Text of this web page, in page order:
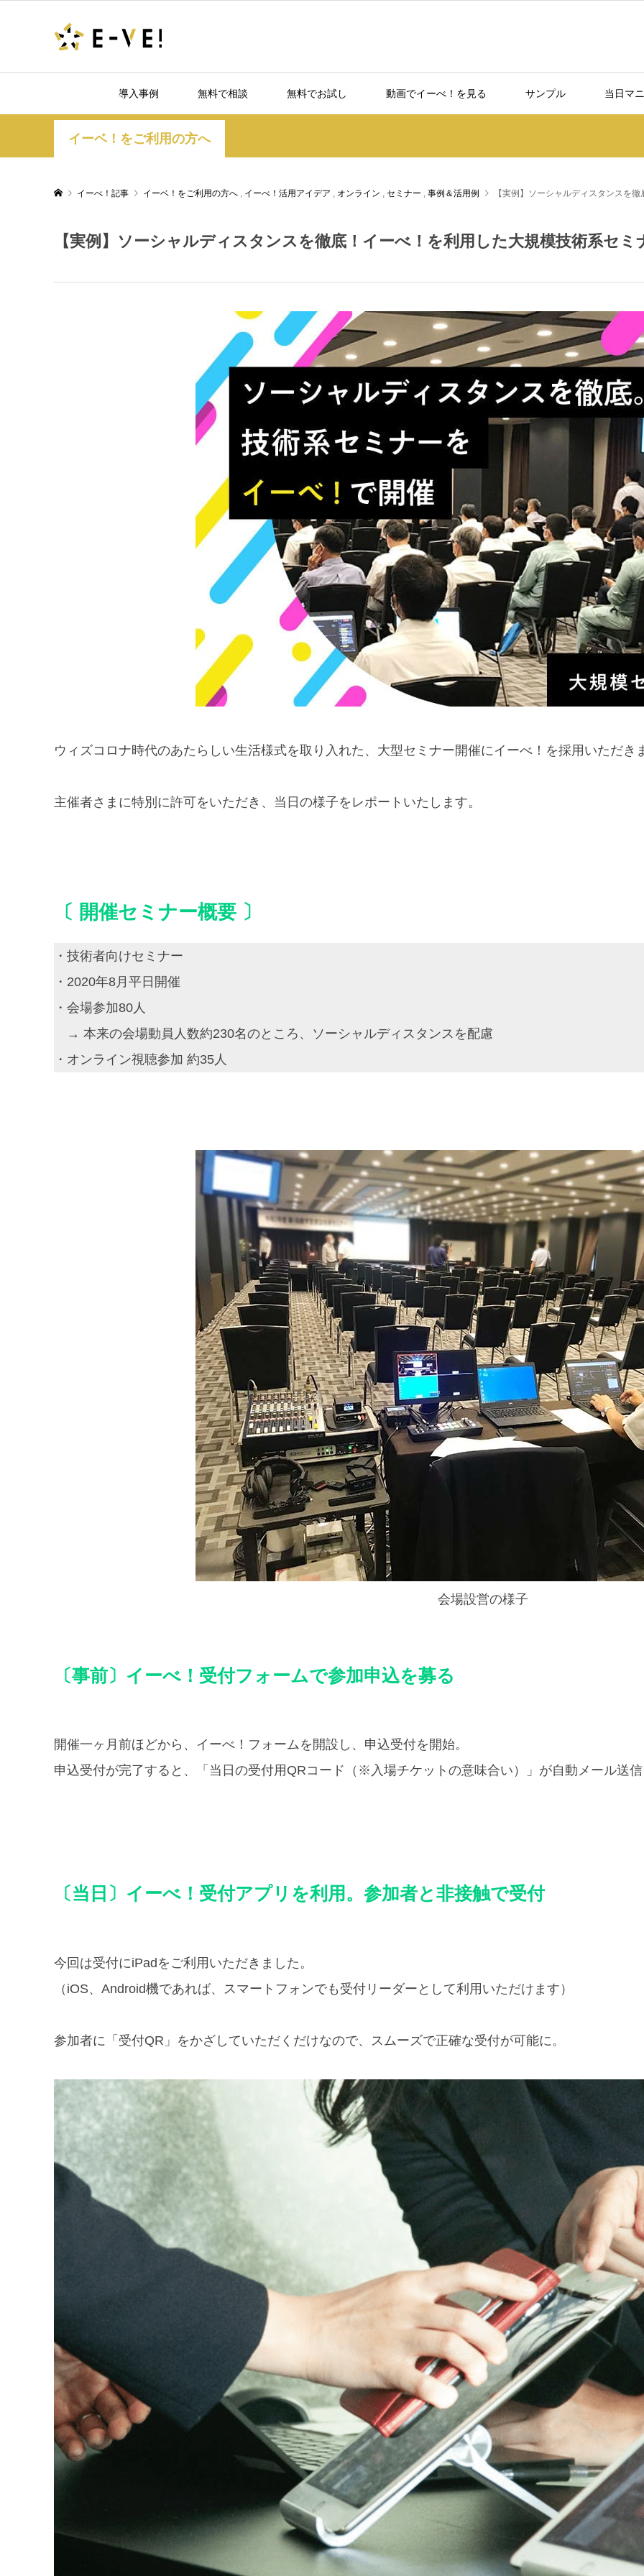
導入事例 無料で相談 無料でお試し 動画でイーべ！を見る サンプル 当日マ
イーベ！をご利用の方へ
イーべ！記事 イーベ！をご利用の方へ , イーべ！活用アイデア , オンライン , セミナー , 事例＆活用例 【実例】ソーシャルディスタンスを
【実例】ソーシャルディスタンスを徹底！イーべ！を利用した大規模技術系セミ
ウィズコロナ時代のあたらしい生活様式を取り入れた、大型セミナー開催にイーべ！を採用いただき
主催者さまに特別に許可をいただき、当日の様子をレポートいたします。
〔 開催セミナー概要 〕
・技術者向けセミナー
・2020年8月平日開催
・会場参加80人
→ 本来の会場動員人数約230名のところ、ソーシャルディスタンスを配慮
・オンライン視聴参加 約35人
会場設営の様子
〔事前〕イーべ！受付フォームで参加申込を募る
開催一ヶ月前ほどから、イーべ！フォームを開設し、申込受付を開始。
申込受付が完了すると、「当日の受付用QRコード（※入場チケットの意味合い）」が自動メール送
〔当日〕イーべ！受付アプリを利用。参加者と非接触で受付
今回は受付にiPadをご利用いただきました。
（iOS、Android機であれば、スマートフォンでも受付リーダーとして利用いただけます）
参加者に「受付QR」をかざしていただくだけなので、スムーズで正確な受付が可能に。